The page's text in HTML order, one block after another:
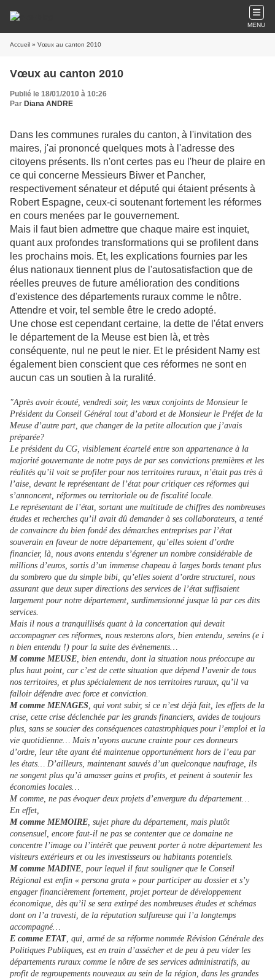
MENU
Accueil » Vœux au canton 2010
Vœux au canton 2010
Publié le 18/01/2010 à 10:26
Par Diana ANDRE
Dans les communes rurales du canton, à l'invitation des
maires, j'ai prononcé quelques mots à l'adresse des
citoyens présents. Ils n'ont certes pas eu l'heur de plaire en
ce qui concerne Messieurs Biwer et Pancher,
respectivement sénateur et député qui étaient présents à
Robert Espagne, ceux-ci soutenant fortement les réformes
en cours menées par le gouvernement.
Mais il faut bien admettre que chaque maire est inquiet,
quant aux profondes transformations qui se profilent dans
les prochains mois. Et, les explications fournies par les
élus nationaux tiennent plus de l'autosatisfaction que de
réelles preuves de future amélioration des conditions
d'existence des départements ruraux comme le nôtre.
Attendre et voir, tel semble être le credo adopté.
Une chose est cependant certaine, la dette de l'état envers
le département de la Meuse est bien là, et très
conséquente, nul ne peut le nier. Et le président Namy est
également bien conscient que ces réformes ne sont en
aucun cas un soutien à la ruralité.
"Après avoir écouté, vendredi soir, les vœux conjoints de Monsieur le
Président du Conseil Général tout d’abord et de Monsieur le Préfet de la
Meuse d’autre part, que changer de la petite allocution que j’avais
préparée?
Le président du CG, visiblement écartelé entre son appartenance à la
majorité gouvernante de notre pays de par ses convictions premières et les
réalités qu’il voit se profiler pour nos territoires ruraux, n’était pas très à
l’aise, devant le représentant de l’état pour critiquer ces réformes qui
s’annoncent, réformes ou territoriale ou de fiscalité locale.
Le représentant de l’état, sortant une multitude de chiffres des nombreuses
études et recherches qu’il avait dû demander à ses collaborateurs, a tenté
de convaincre du bien fondé des démarches entreprises par l’état
souverain en faveur de notre département, qu’elles soient d’ordre
financier, là, nous avons entendu s’égrener un nombre considérable de
millions d’euros, sortis d’un immense chapeau à larges bords tenant plus
du sombrero que du simple bibi, qu’elles soient d’ordre structurel, nous
assurant que deux super directions des services de l’état suffisaient
largement pour notre département, surdimensionné jusque là par ces dits
services.
Mais il nous a tranquillisés quant à la concertation qui devait
accompagner ces réformes, nous resterons alors, bien entendu, sereins (e i
n bien entendu !) pour la suite des évènements…
M comme MEUSE, bien entendu, dont la situation nous préoccupe au
plus haut point, car c’est de cette situation que dépend l’avenir de tous
nos territoires, et plus spécialement de nos territoires ruraux, qu’il va
falloir défendre avec force et conviction.
M comme MENAGES, qui vont subir, si ce n’est déjà fait, les effets de la
crise, cette crise déclenchée par les grands financiers, avides de toujours
plus, sans se soucier des conséquences catastrophiques pour l’emploi et la
vie quotidienne… Mais n’ayons aucune crainte pour ces donneurs
d’ordre, leur tête ayant été maintenue opportunément hors de l’eau par
les états… D’ailleurs, maintenant sauvés d’un quelconque naufrage, ils
ne songent plus qu’à amasser gains et profits, et peinent à soutenir les
économies locales…
M comme, ne pas évoquer deux projets d’envergure du département…
En effet,
M comme MEMOIRE, sujet phare du département, mais plutôt
consensuel, encore faut-il ne pas se contenter que ce domaine ne
concentre l’image ou l’intérêt que peuvent porter à notre département les
visiteurs extérieurs et ou les investisseurs ou habitants potentiels.
M comme MADINE, pour lequel il faut souligner que le Conseil
Régional est enfin « persona grata » pour participer au dossier et s’y
engager financièrement fortement, projet porteur de développement
économique, dès qu’il se sera extirpé des nombreuses études et schémas
dont on l’a travesti, de la réputation sulfureuse qui l’a longtemps
accompagné…
E comme ETAT, qui, armé de sa réforme nommée Révision Générale des
Politiques Publiques, est en train d’assécher et de peu à peu vider les
départements ruraux comme le nôtre de ses services administratifs, au
profit de regroupements nouveaux au sein de la région, dans les grandes